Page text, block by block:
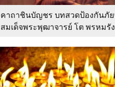
คาถาชินบัญชร บทสวดป้องกันภัย
สมเด็จพระพุฒาจารย์ โต พรหมรั